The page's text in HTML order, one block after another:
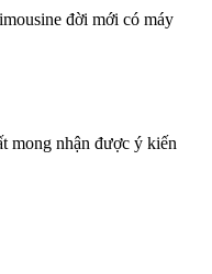
đời mới có máy
mong nhận được ý kiến